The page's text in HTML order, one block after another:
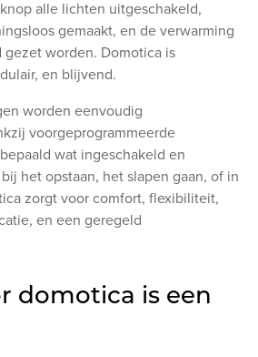
alle lichten uitgeschakeld,
gemaakt, en de verwarming
gezet worden. Domotica is
en blijvend.
worden eenvoudig
voorgeprogrammeerde
wat ingeschakeld en
het opstaan, het slapen gaan, of in
zorgt voor comfort, flexibiliteit,
en een geregeld
domotica is een